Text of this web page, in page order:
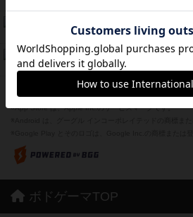
紹介文なし 1件の投稿
ドコジャン
紹介文あり 10件の投稿
※Apple、Apple のロゴ は、米国および他の国々で登録
※App Store は、Apple Inc.のサービスマークです。
ボドゲーマTOP